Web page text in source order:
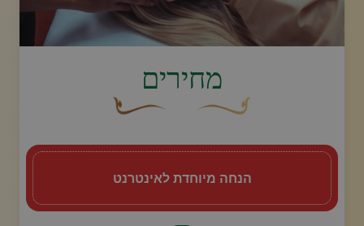
חנות מקוונת
התקשר אלינומחירים
הנחה מיוחדת לאינטרנט